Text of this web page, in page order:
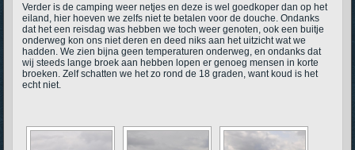
Verder is de camping weer netjes en deze is wel goedkoper dan op het
eiland, hier hoeven we zelfs niet te betalen voor de douche. Ondanks
dat het een reisdag was hebben we toch weer genoten, ook een buitje
onderweg kon ons niet deren en deed niks aan het uitzicht wat we
hadden. We zien bijna geen temperaturen onderweg, en ondanks dat
wij steeds lange broek aan hebben lopen er genoeg mensen in korte
broeken. Zelf schatten we het zo rond de 18 graden, want koud is het
echt niet.